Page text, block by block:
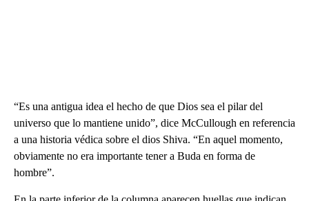
“Es una antigua idea el hecho de que Dios sea el pilar del
universo que lo mantiene unido”, dice McCullough en referencia
a una historia védica sobre el dios Shiva. “En aquel momento,
obviamente no era importante tener a Buda en forma de
hombre”.